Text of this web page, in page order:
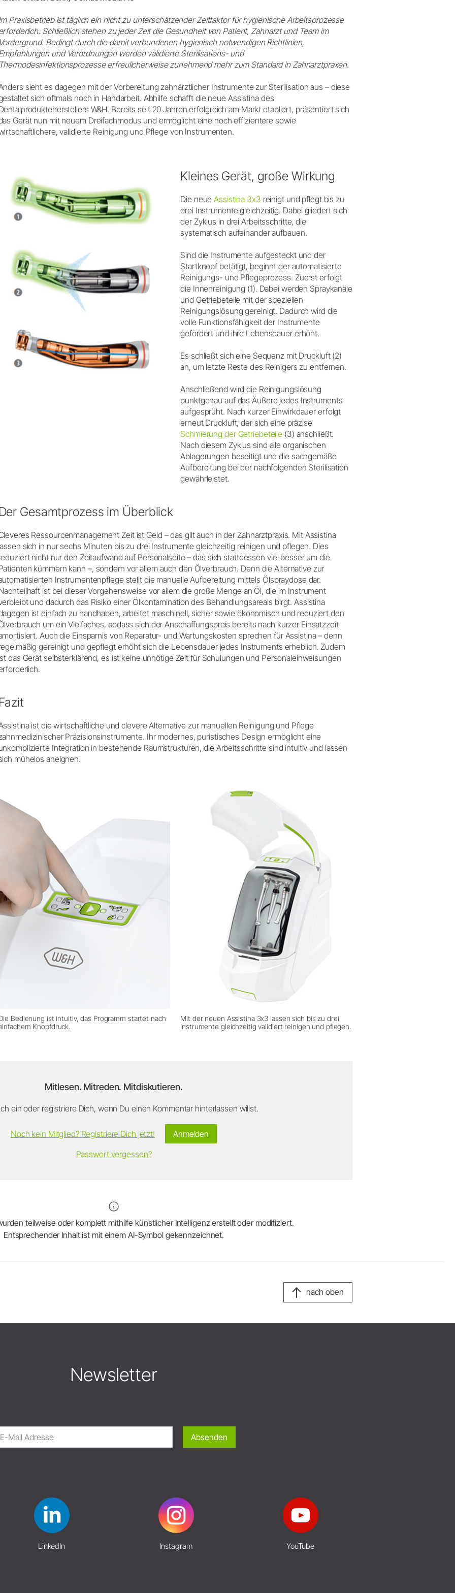
Systemübersicht
W&H AIMS
Dentallabor
Hand- & Winkelstücke
Zubehör
Systemübersicht
Praxisbetrieb ist täglich ein nicht zu unterschätzender Zeitfaktor für hygienische Arbeitsprozesse
Schließlich stehen zu jeder Zeit die Gesundheit von Patient, Zahnarzt und Team im
Vordergrund. Bedingt durch die damit verbundenen hygienisch notwendigen Richtlinien,
und Verordnungen werden validierte Sterilisations- und
Thermodesinfektionsprozesse erfreulicherweise zunehmend mehr zum Standard in Zahnarztpraxen.
sieht es dagegen mit der Vorbereitung zahnärztlicher Instrumente zur Sterilisation aus – diese
sich oftmals noch in Handarbeit. Abhilfe schafft die neue Assistina des
W&H. Bereits seit 20 Jahren erfolgreich am Markt etabliert, präsentiert sich
Gerät nun mit neuem Dreifachmodus und ermöglicht eine noch effizientere sowie
validierte Reinigung und Pflege von Instrumenten.
Kleines Gerät, große Wirkung
Die neueAssistina 3x3 reinigt und pflegt bis zu
drei Instrumente gleichzeitig. Dabei gliedert sich
der Zyklus in drei Arbeitsschritte, die
systematisch aufeinander aufbauen.
Sind die Instrumente aufgesteckt und der
Startknopf betätigt, beginnt der automatisierte
Reinigungs- und Pflegeprozess. Zuerst erfolgt
die Innenreinigung (1). Dabei werden Spraykanäle
und Getriebeteile mit der speziellen
Reinigungslösung gereinigt. Dadurch wird die
volle Funktionsfähigkeit der Instrumente
gefördert und ihre Lebensdauer erhöht.
Es schließt sich eine Sequenz mit Druckluft (2)
an, um letzte Reste des Reinigers zu entfernen.
Anschließend wird die Reinigungslösung
punktgenau auf das Äußere jedes Instruments
aufgesprüht. Nach kurzer Einwirkdauer erfolgt
erneut Druckluft, der sich eine präzise
Schmierung der Getriebeteile (3) anschließt.
Nach diesem Zyklus sind alle organischen
Ablagerungen beseitigt und die sachgemäße
Aufbereitung bei der nachfolgenden Sterilisation
gewährleistet.
Der Gesamtprozess im Überblick
Ressourcenmanagement Zeit ist Geld – das gilt auch in der Zahnarztpraxis. Mit Assistina
sich in nur sechs Minuten bis zu drei Instrumente gleichzeitig reinigen und pflegen. Dies
nicht nur den Zeitaufwand auf Personalseite – das sich stattdessen viel besser um die
kümmern kann –, sondern vor allem auch den Ölverbrauch. Denn die Alternative zur
Instrumentenpflege stellt die manuelle Aufbereitung mittels Ölspraydose dar.
ist bei dieser Vorgehensweise vor allem die große Menge an Öl, die im Instrument
und dadurch das Risiko einer Ölkontamination des Behandlungsareals birgt. Assistina
ist einfach zu handhaben, arbeitet maschinell, sicher sowie ökonomisch und reduziert den
um ein Vielfaches, sodass sich der Anschaffungspreis bereits nach kurzer Einsatzzeit
Auch die Einsparnis von Reparatur- und Wartungskosten sprechen für Assistina – denn
gereinigt und gepflegt erhöht sich die Lebensdauer jedes Instruments erheblich. Zudem
das Gerät selbsterklärend, es ist keine unnötige Zeit für Schulungen und Personaleinweisungen
Fazit
ist die wirtschaftliche und clevere Alternative zur manuellen Reinigung und Pflege
Präzisionsinstrumente. Ihr modernes, puristisches Design ermöglicht eine
Integration in bestehende Raumstrukturen, die Arbeitsschritte sind intuitiv und lassen
mühelos aneignen.
Bedienung ist intuitiv, das Programm startet nach
Knopfdruck.
Mit der neuen Assistina 3x3 lassen sich bis zu drei
Instrumente gleichzeitig validiert reinigen und pflegen.
Mitlesen. Mitreden. Mitdiskutieren.
ein oder registriere Dich, wenn Du einen Kommentar hinterlassen willst.
Anmelden
Noch kein Mitglied? Registriere Dich jetzt!
Passwort vergessen?
teilweise oder komplett mithilfe künstlicher Intelligenz erstellt oder modifiziert.
Entsprechender Inhalt ist mit einem AI-Symbol gekennzeichnet.
nach oben
Newsletter
Absenden
LinkedIn Instagram YouTube